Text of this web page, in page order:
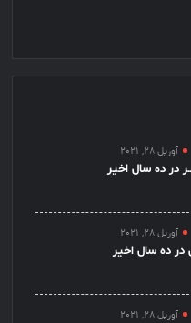
آوریل 28, 2021
در ده سال اخیر
آوریل 28, 2021
در ده سال اخیر
آوریل 28, 2021